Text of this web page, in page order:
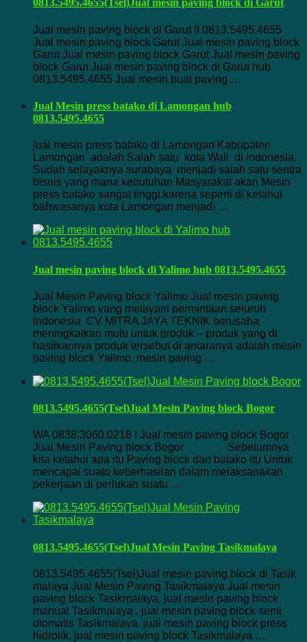
0813.5495.4655(Tsel)Jual mesin paving block di Garut
Jual mesin paving block di Garut II 0813.5495.4655
Jual mesin paving block Garut Jual mesin paving block
Garut Jual mesin paving block Garut Jual mesin paving
block Garut Jual mesin paving block di Garut hub
0813.5495.4655 Jual mesin buat paving …
Jual Mesin press batako di Lamongan hub
0813.5495.4655
jual mesin press batako di Lamongan Kabupaten
Lamongan adalah Salah satu kota Wali di indonesia.
Sudah selayaknya surabaya menjadi salah satu sentra
bisnis yang mana kebutuhan Masyarakat akan Mesin
press batako sangat tinggi.karena seperti di ketahui
bahwasanya kota Lamongan menjadi …
Jual mesin paving block di Yalimo hub 0813.5495.4655
Jual Mesin Paving block Yalimo Jual mesin paving
block Yalimo yang melayani permintaan seluruh
Indonesia CV MITRA JAYA TEKNIK berusaha
meningkatkan mutu untuk produk – produk yang di
hasilkannya produk tersebut di antaranya adalah mesin
paving block Yalimo, mesin paving …
0813.5495.4655(Tsel)Jual Mesin Paving block Bogor
WA 0838.3060.0218 I Jual mesin paving block Bogor
Jual Mesin Paving block Bogor Sebelumnya
kita ketahui apa itu Paving block dan batako itu Untuk
mencapai suatu keberhasilan dalam melaksanakan
pekerjaan di perlukan suatu …
0813.5495.4655(Tsel)Jual Mesin Paving Tasikmalaya
0813.5495.4655(Tsel)Jual mesin paving block di Tasik
malaya Jual Mesin Paving Tasikmalaya Jual mesin
paving block Tasikmalaya, jual mesin paving block
manual Tasikmalaya , jual mesin paving block semi
otomatis Tasikmalaya, jual mesin paving block press
hidrolik, jual mesin paving block Tasikmalaya …